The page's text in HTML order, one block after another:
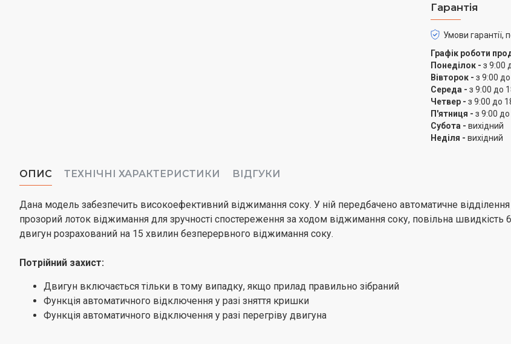
Нековзні
Надійний
Довжина
Гарантія
Умови гарантії,
Графік роботи
Понеділок - з 9:00
Вівторок - з 9:00
Середа - з 9:00 до
Четвер - з 9:00 до
П'ятниця - з 9:00
Субота - вихідний
Неділя - вихідний
ОПИС ТЕХНІЧНІ ХАРАКТЕРИСТИКИ ВІДГУКИ
Дана модель забезпечить високоефективний віджимання соку. У ній передбачено автоматичне
прозорий лоток віджимання для зручності спостереження за ходом віджимання соку, повільна швидкість
двигун розрахований на 15 хвилин безперервного віджимання соку.
Потрійний захист:
Двигун включається тільки в тому випадку, якщо прилад правильно зібраний
Функція автоматичного відключення у разі зняття кришки
Функція автоматичного відключення у разі перегріву двигуна